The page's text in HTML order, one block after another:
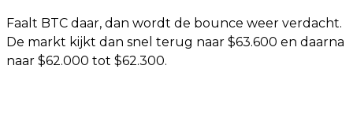
Faalt BTC daar, dan wordt de bounce weer verdacht.
De markt kijkt dan snel terug naar $63.600 en daarna
naar $62.000 tot $62.300.